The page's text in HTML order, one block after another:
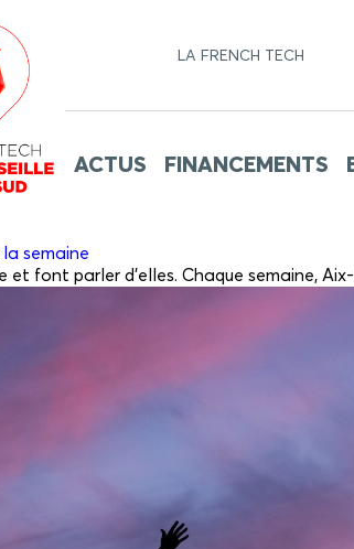
LA FRENCH TECH
ACTUS FINANCEMENTS
semaine
et font parler d’elles. Chaque semaine,